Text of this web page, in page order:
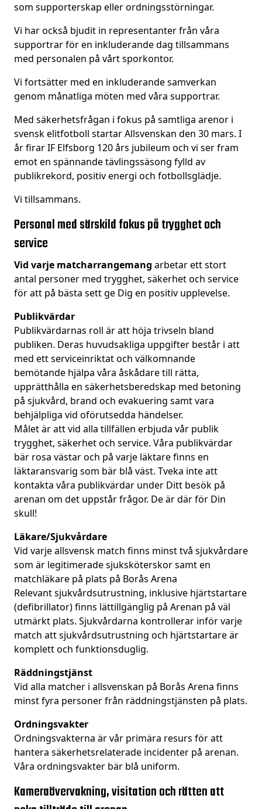
som supporterskap eller ordningsstörningar.
Vi har också bjudit in representanter från våra
supportrar för en inkluderande dag tillsammans
med personalen på vårt sporkontor.
Vi fortsätter med en inkluderande samverkan
genom månatliga möten med våra supportrar.
Med säkerhetsfrågan i fokus på samtliga arenor i
svensk elitfotboll startar Allsvenskan den 30 mars. I
år firar IF Elfsborg 120 års jubileum och vi ser fram
emot en spännande tävlingssäsong fylld av
publikrekord, positiv energi och fotbollsglädje.
Vi tillsammans.
Personal med särskild fokus på trygghet och
service
Vid varje matcharrangemang arbetar ett stort
antal personer med trygghet, säkerhet och service
för att på bästa sett ge Dig en positiv upplevelse.
Publikvärdar
Publikvärdarnas roll är att höja trivseln bland
publiken. Deras huvudsakliga uppgifter består i att
med ett serviceinriktat och välkomnande
bemötande hjälpa våra åskådare till rätta,
upprätthålla en säkerhetsberedskap med betoning
på sjukvård, brand och evakuering samt vara
behjälpliga vid oförutsedda händelser.
Målet är att vid alla tillfällen erbjuda vår publik
trygghet, säkerhet och service. Våra publikvärdar
bär rosa västar och på varje läktare finns en
läktaransvarig som bär blå väst. Tveka inte att
kontakta våra publikvärdar under Ditt besök på
arenan om det uppstår frågor. De är där för Din
skull!
Läkare/Sjukvårdare
Vid varje allsvensk match finns minst två sjukvårdare
som är legitimerade sjuksköterskor samt en
matchläkare på plats på Borås Arena
Relevant sjukvårdsutrustning, inklusive hjärtstartare
(defibrillator) finns lättillgänglig på Arenan på väl
utmärkt plats. Sjukvårdarna kontrollerar inför varje
match att sjukvårdsutrustning och hjärtstartare är
komplett och funktionsduglig.
Räddningstjänst
Vid alla matcher i allsvenskan på Borås Arena finns
minst fyra personer från räddningstjänsten på plats.
Ordningsvakter
Ordningsvakterna är vår primära resurs för att
hantera säkerhetsrelaterade incidenter på arenan.
Våra ordningsvakter bär blå uniform.
Kameraövervakning, visitation och rätten att